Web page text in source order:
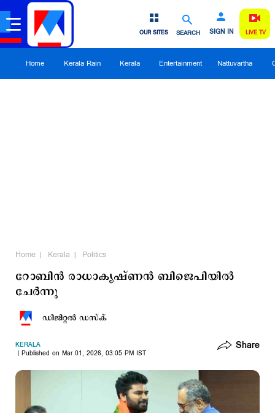
SEARCH SIGN IN
OUR SITES LIVE TV
Home Kerala Rain Kerala Entertainment Nattuvartha
Home Kerala Politics
റോബിന്‍ രാധാകൃഷ്ണന്‍ ബിജെപിയില്‍
ചേര്‍ന്നു
ഡിജിറ്റല്‍ ഡസ്ക്
KERALA
Published on Mar 01, 2026, 03:05 PM IST
Share